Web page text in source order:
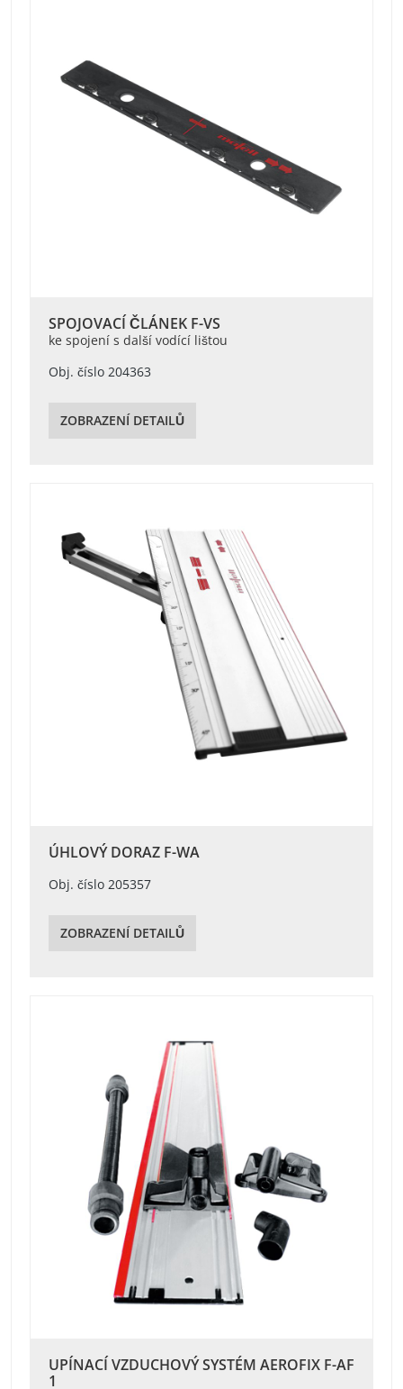
SPOJOVACÍ ČLÁNEK F-VS
ke spojení s další vodící lištou
Obj. číslo 204363
ZOBRAZENÍ DETAILŮ
ÚHLOVÝ DORAZ F-WA
Obj. číslo 205357
ZOBRAZENÍ DETAILŮ
UPÍNACÍ VZDUCHOVÝ SYSTÉM AEROFIX F-AF
1